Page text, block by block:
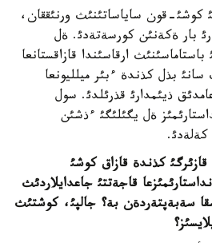
كوشئ-قون ساياساتئنئث ورنئققان،
بار ةكةنئن كورسةتةدئ. ةل
ارقاسئندا قازاقستانعا
بذل كذندة ءبئر ميلليونعا
ذيئمدارئ قذرئلدئ. سول
ةل يگئلئگئ ءذشئن
كذندة قازاق كوشئ
قاجةتتئ جاعدايلاردئث
سةبةپتةردةن بة؟ جالپئ، كوشتئث